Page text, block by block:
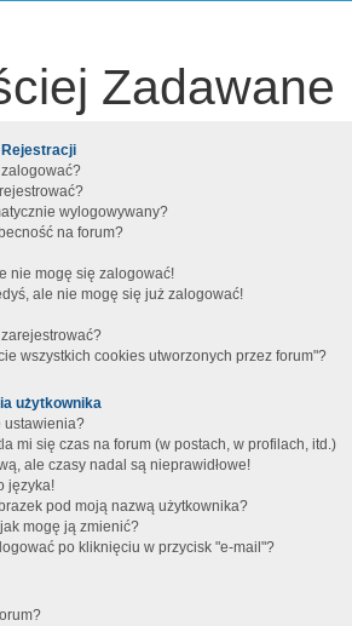
Zadawane
Rejestracji
wylogowywany?
na forum?
nie mogę się zalogować!
ale nie mogę się już zalogować!
wszystkich cookies utworzonych przez forum"?
użytkownika
ustawienia?
mi się czas na forum (w postach, w profilach, itd.)
ale czasy nadal są nieprawidłowe!
języka!
pod moją nazwą użytkownika?
mogę ją zmienić?
po kliknięciu w przycisk "e-mail"?